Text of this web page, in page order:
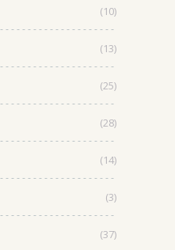
(10)
(13)
(25)
(28)
(14)
(3)
(37)